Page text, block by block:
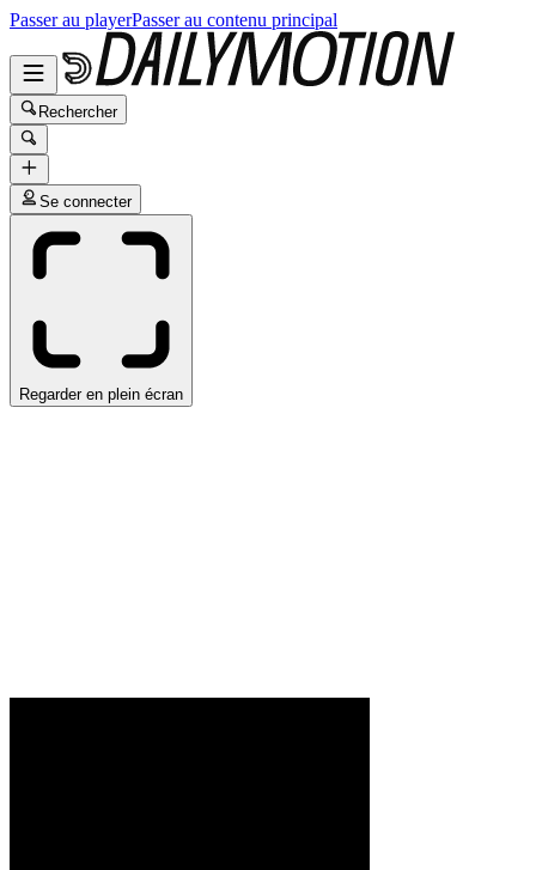
Passer au playerPasser au contenu principal
Rechercher
Se connecter
Regarder en plein écran